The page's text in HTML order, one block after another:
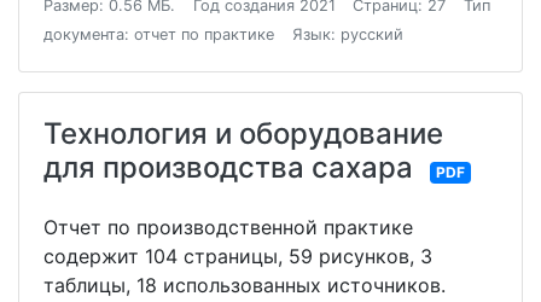
Размер: 0.56 МБ. Год создания 2021 Страниц: 27
Тип
документа: отчет по практике
Язык: русский
Технология и оборудование
для производства сахара
PDF
Отчет по производственной практике
содержит 104 страницы, 59 рисунков, 3
таблицы, 18 использованных источников.